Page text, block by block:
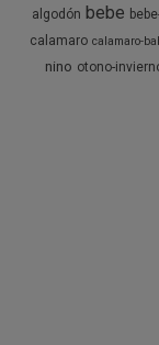
algodón bebe
calamaro calamaro-
nino otono-